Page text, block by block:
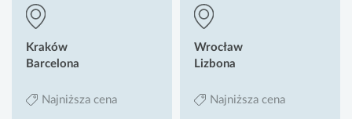
Kraków
Barcelona
Najniższa cena
Wrocław
Lizbona
Najniższa cena